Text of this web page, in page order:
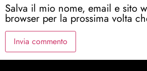
Salva il mio nome, email e sito
browser per la prossima volta